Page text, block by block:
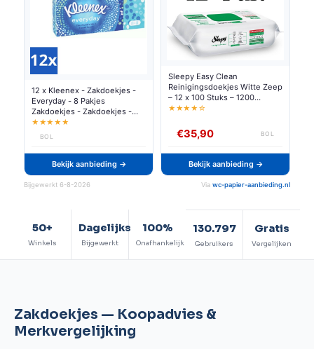
12 x Kleenex - Zakdoekjes -
Everyday - 8 Pakjes
Zakdoekjes - Zakdoekjes -
Tissues - Schoonmaak -
Reiniging - Vlekken
★★★★★
BOL
Bekijk aanbieding →
Sleepy Easy Clean
Reinigingsdoekjes Witte Zeep
– 12 x 100 Stuks – 1200
Multifunctionele Vochtige
Oppervlakken - Yuzey
Temizleme Mendili Beyaz
★★★★☆
€35,90 BOL
Bekijk aanbieding →
Bijgewerkt 6-8-2026 Via wc-papier-aanbieding.nl
50+
Winkels
Dagelijks
Bijgewerkt
100%
Onafhankelijk
130.797
Gebruikers
Gratis
Vergelijken
Zakdoekjes — Koopadvies &
Merkvergelijking